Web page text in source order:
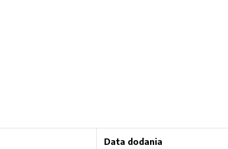
Data dodania